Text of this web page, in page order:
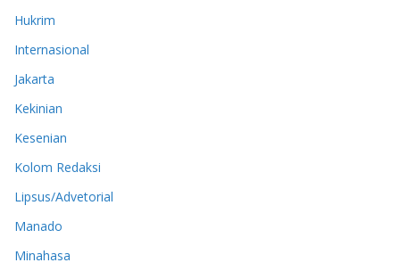
Hukrim
Internasional
Jakarta
Kekinian
Kesenian
Kolom Redaksi
Lipsus/Advetorial
Manado
Minahasa